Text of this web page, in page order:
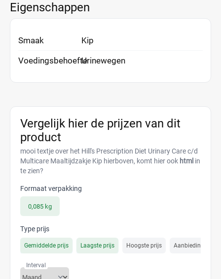
Eigenschappen
Smaak Kip
VoedingsbehoefteUrinewegen
Vergelijk hier de prijzen van dit
product
mooi textje over het Hill's Prescription Diet Urinary Care c/d
Multicare Maaltijdzakje Kip hierboven, komt hier ook html in
te zien?
Formaat verpakking
0,085 kg
Type prijs
Gemiddelde prijs Laagste prijs Hoogste prijs Aanbiedings prijs
Interval